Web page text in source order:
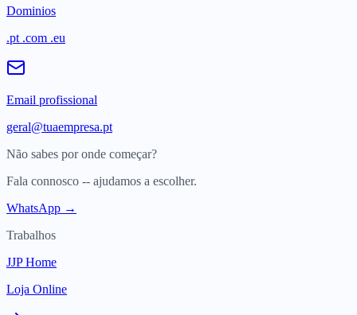
Dominios
.pt .com .eu
Email profissional
geral@tuaempresa.pt
Não sabes por onde começar?
Fala connosco -- ajudamos a escolher.
WhatsApp →
Trabalhos
JJP Home
Loja Online